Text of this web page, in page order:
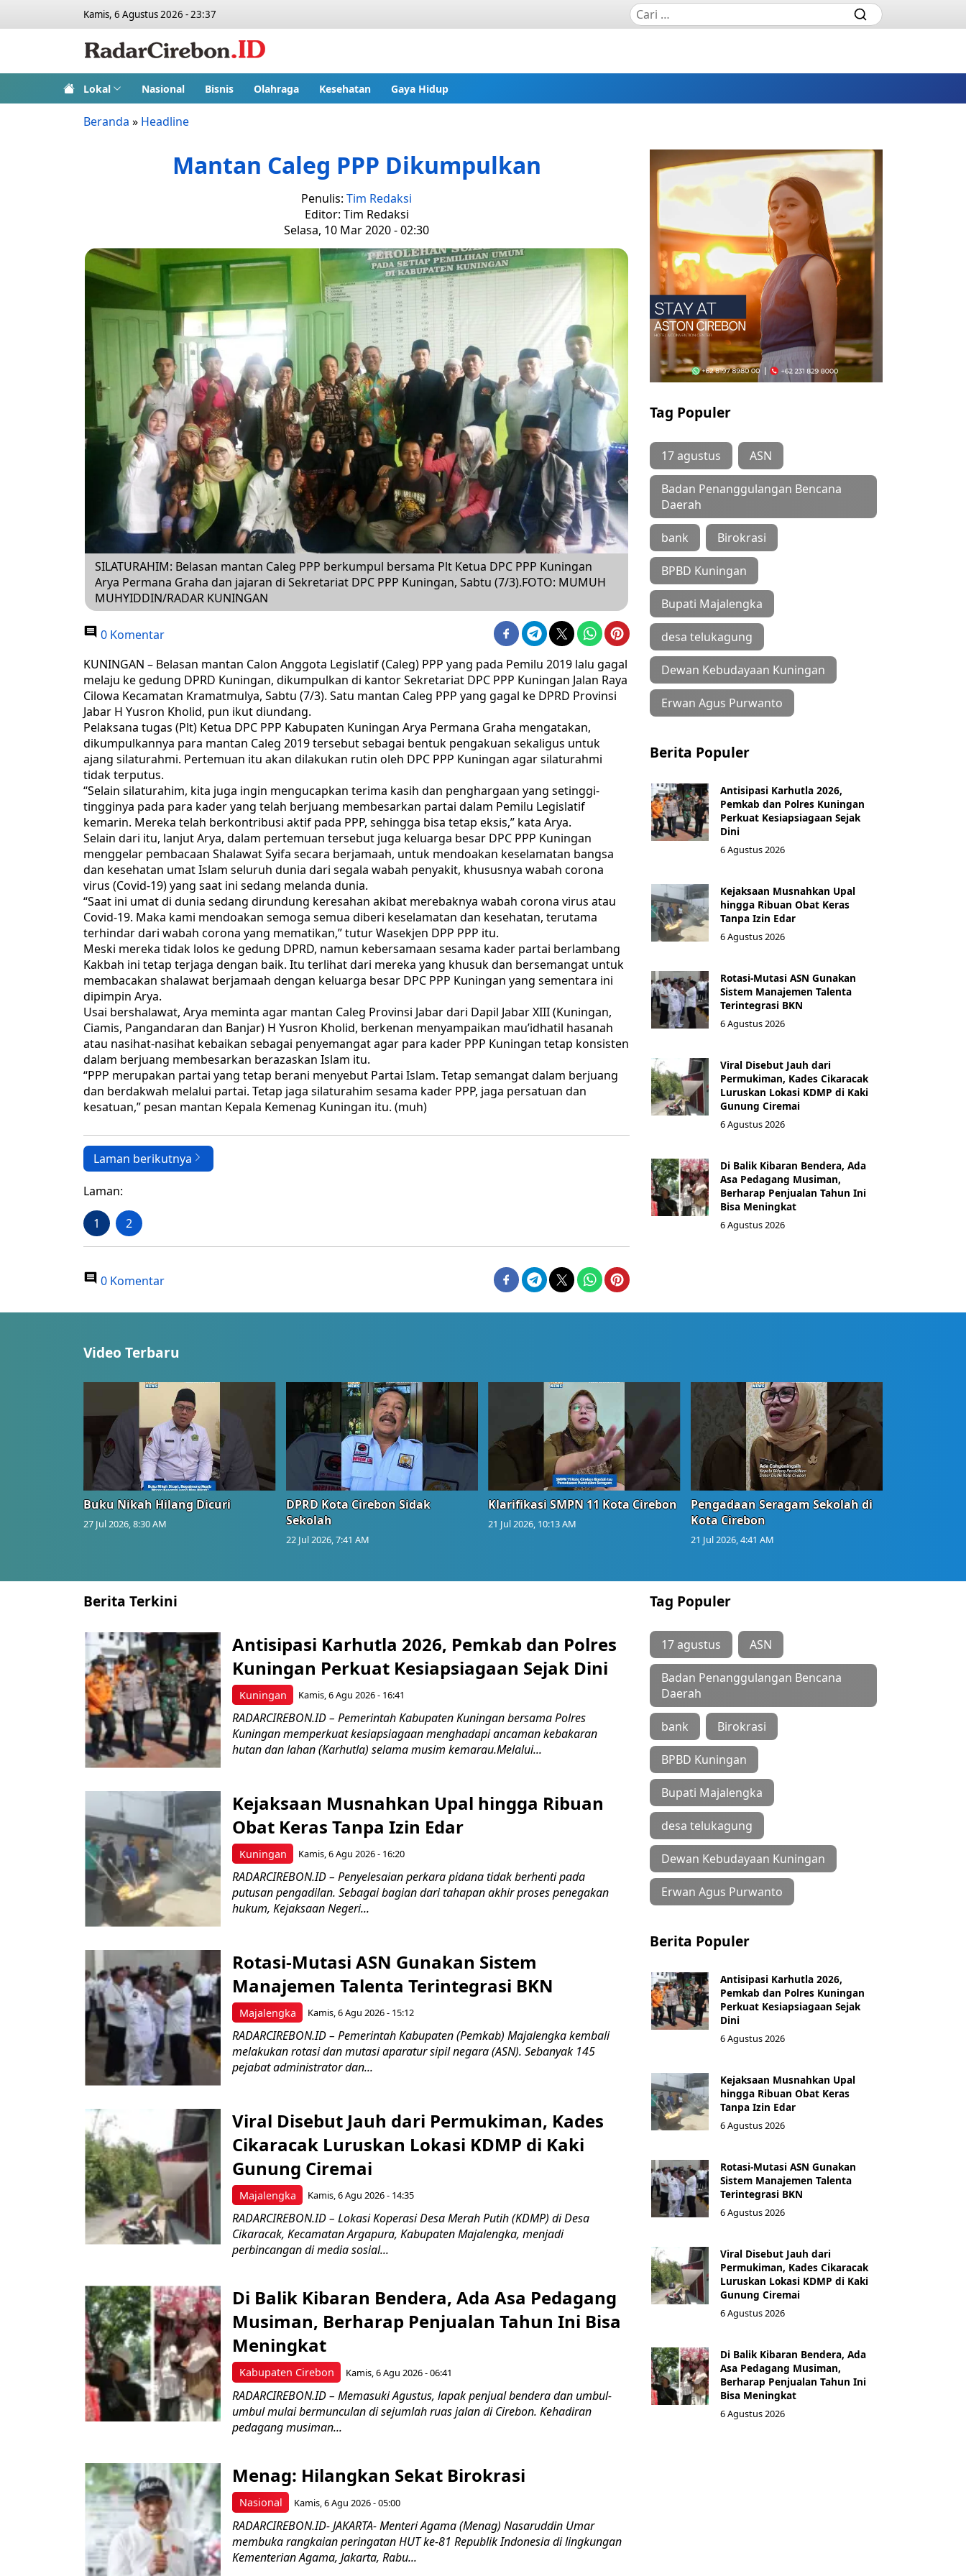
Kamis, 6 Agustus 2026 - 23:37
Lokal Nasional Bisnis Olahraga Kesehatan Gaya Hidup
Beranda » Headline
Mantan Caleg PPP Dikumpulkan
Penulis: Tim Redaksi
Editor: Tim Redaksi
Selasa, 10 Mar 2020 - 02:30
SILATURAHIM: Belasan mantan Caleg PPP berkumpul bersama Plt Ketua DPC PPP Kuningan
Arya Permana Graha dan jajaran di Sekretariat DPC PPP Kuningan, Sabtu (7/3).FOTO: MUMUH
MUHYIDDIN/RADAR KUNINGAN
0 Komentar
KUNINGAN – Belasan mantan Calon Anggota Legislatif (Caleg) PPP yang pada Pemilu 2019 lalu gagal
melaju ke gedung DPRD Kuningan, dikumpulkan di kantor Sekretariat DPC PPP Kuningan Jalan Raya
Cilowa Kecamatan Kramatmulya, Sabtu (7/3). Satu mantan Caleg PPP yang gagal ke DPRD Provinsi
Jabar H Yusron Kholid, pun ikut diundang.
Pelaksana tugas (Plt) Ketua DPC PPP Kabupaten Kuningan Arya Permana Graha mengatakan,
dikumpulkannya para mantan Caleg 2019 tersebut sebagai bentuk pengakuan sekaligus untuk
ajang silaturahmi. Pertemuan itu akan dilakukan rutin oleh DPC PPP Kuningan agar silaturahmi
tidak terputus.
“Selain silaturahim, kita juga ingin mengucapkan terima kasih dan penghargaan yang setinggi-
tingginya pada para kader yang telah berjuang membesarkan partai dalam Pemilu Legislatif
kemarin. Mereka telah berkontribusi aktif pada PPP, sehingga bisa tetap eksis,” kata Arya.
Selain dari itu, lanjut Arya, dalam pertemuan tersebut juga keluarga besar DPC PPP Kuningan
menggelar pembacaan Shalawat Syifa secara berjamaah, untuk mendoakan keselamatan bangsa
dan kesehatan umat Islam seluruh dunia dari segala wabah penyakit, khususnya wabah corona
virus (Covid-19) yang saat ini sedang melanda dunia.
“Saat ini umat di dunia sedang dirundung keresahan akibat merebaknya wabah corona virus atau
Covid-19. Maka kami mendoakan semoga semua diberi keselamatan dan kesehatan, terutama
terhindar dari wabah corona yang mematikan,” tutur Wasekjen DPP PPP itu.
Meski mereka tidak lolos ke gedung DPRD, namun kebersamaan sesama kader partai berlambang
Kakbah ini tetap terjaga dengan baik. Itu terlihat dari mereka yang khusuk dan bersemangat untuk
membacakan shalawat berjamaah dengan keluarga besar DPC PPP Kuningan yang sementara ini
dipimpin Arya.
Usai bershalawat, Arya meminta agar mantan Caleg Provinsi Jabar dari Dapil Jabar XIII (Kuningan,
Ciamis, Pangandaran dan Banjar) H Yusron Kholid, berkenan menyampaikan mau’idhatil hasanah
atau nasihat-nasihat kebaikan sebagai penyemangat agar para kader PPP Kuningan tetap konsisten
dalam berjuang membesarkan berazaskan Islam itu.
“PPP merupakan partai yang tetap berani menyebut Partai Islam. Tetap semangat dalam berjuang
dan berdakwah melalui partai. Tetap jaga silaturahim sesama kader PPP, jaga persatuan dan
kesatuan,” pesan mantan Kepala Kemenag Kuningan itu. (muh)
Laman berikutnya
Laman:
1 2
0 Komentar
Tag Populer
17 agustus ASN
Badan Penanggulangan Bencana
Daerah
bank Birokrasi
BPBD Kuningan
Bupati Majalengka
desa telukagung
Dewan Kebudayaan Kuningan
Erwan Agus Purwanto
Berita Populer
Antisipasi Karhutla 2026,
Pemkab dan Polres Kuningan
Perkuat Kesiapsiagaan Sejak
Dini
6 Agustus 2026
Kejaksaan Musnahkan Upal
hingga Ribuan Obat Keras
Tanpa Izin Edar
6 Agustus 2026
Rotasi-Mutasi ASN Gunakan
Sistem Manajemen Talenta
Terintegrasi BKN
6 Agustus 2026
Viral Disebut Jauh dari
Permukiman, Kades Cikaracak
Luruskan Lokasi KDMP di Kaki
Gunung Ciremai
6 Agustus 2026
Di Balik Kibaran Bendera, Ada
Asa Pedagang Musiman,
Berharap Penjualan Tahun Ini
Bisa Meningkat
6 Agustus 2026
Video Terbaru
Buku Nikah Hilang Dicuri
27 Jul 2026, 8:30 AM
DPRD Kota Cirebon Sidak
Sekolah
22 Jul 2026, 7:41 AM
Klarifikasi SMPN 11 Kota Cirebon
21 Jul 2026, 10:13 AM
Pengadaan Seragam Sekolah di
Kota Cirebon
21 Jul 2026, 4:41 AM
Berita Terkini
Kuningan
Antisipasi Karhutla 2026, Pemkab dan Polres
Kuningan Perkuat Kesiapsiagaan Sejak Dini
Kamis, 6 Agu 2026 - 16:41
RADARCIREBON.ID – Pemerintah Kabupaten Kuningan bersama Polres
Kuningan memperkuat kesiapsiagaan menghadapi ancaman kebakaran
hutan dan lahan (Karhutla) selama musim kemarau.Melalui...
Kuningan
Kejaksaan Musnahkan Upal hingga Ribuan
Obat Keras Tanpa Izin Edar
Kamis, 6 Agu 2026 - 16:20
RADARCIREBON.ID – Penyelesaian perkara pidana tidak berhenti pada
putusan pengadilan. Sebagai bagian dari tahapan akhir proses penegakan
hukum, Kejaksaan Negeri...
Majalengka
Rotasi-Mutasi ASN Gunakan Sistem
Manajemen Talenta Terintegrasi BKN
Kamis, 6 Agu 2026 - 15:12
RADARCIREBON.ID – Pemerintah Kabupaten (Pemkab) Majalengka kembali
melakukan rotasi dan mutasi aparatur sipil negara (ASN). Sebanyak 145
pejabat administrator dan...
Majalengka
Viral Disebut Jauh dari Permukiman, Kades
Cikaracak Luruskan Lokasi KDMP di Kaki
Gunung Ciremai
Kamis, 6 Agu 2026 - 14:35
RADARCIREBON.ID – Lokasi Koperasi Desa Merah Putih (KDMP) di Desa
Cikaracak, Kecamatan Argapura, Kabupaten Majalengka, menjadi
perbincangan di media sosial...
Kabupaten Cirebon
Di Balik Kibaran Bendera, Ada Asa Pedagang
Musiman, Berharap Penjualan Tahun Ini Bisa
Meningkat
Kamis, 6 Agu 2026 - 06:41
RADARCIREBON.ID – Memasuki Agustus, lapak penjual bendera dan umbul-
umbul mulai bermunculan di sejumlah ruas jalan di Cirebon. Kehadiran
pedagang musiman...
Nasional
Menag: Hilangkan Sekat Birokrasi
Kamis, 6 Agu 2026 - 05:00
RADARCIREBON.ID- JAKARTA- Menteri Agama (Menag) Nasaruddin Umar
membuka rangkaian peringatan HUT ke-81 Republik Indonesia di lingkungan
Kementerian Agama, Jakarta, Rabu...
Tag Populer
17 agustus ASN
Badan Penanggulangan Bencana
Daerah
bank Birokrasi
BPBD Kuningan
Bupati Majalengka
desa telukagung
Dewan Kebudayaan Kuningan
Erwan Agus Purwanto
Berita Populer
Antisipasi Karhutla 2026,
Pemkab dan Polres Kuningan
Perkuat Kesiapsiagaan Sejak
Dini
6 Agustus 2026
Kejaksaan Musnahkan Upal
hingga Ribuan Obat Keras
Tanpa Izin Edar
6 Agustus 2026
Rotasi-Mutasi ASN Gunakan
Sistem Manajemen Talenta
Terintegrasi BKN
6 Agustus 2026
Viral Disebut Jauh dari
Permukiman, Kades Cikaracak
Luruskan Lokasi KDMP di Kaki
Gunung Ciremai
6 Agustus 2026
Di Balik Kibaran Bendera, Ada
Asa Pedagang Musiman,
Berharap Penjualan Tahun Ini
Bisa Meningkat
6 Agustus 2026